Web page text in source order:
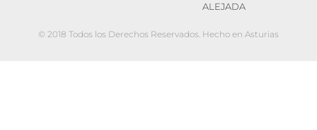
ALEJADA
© 2018 Todos los Derechos Reservados. Hecho en Asturias